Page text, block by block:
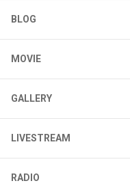
BLOG
MOVIE
GALLERY
LIVESTREAM
RADIO